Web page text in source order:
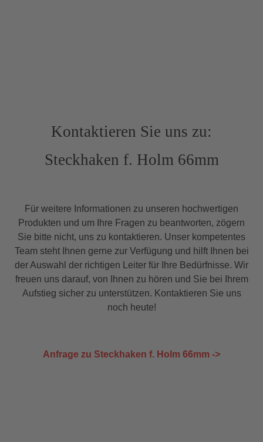
Kontaktieren Sie uns zu:
Steckhaken f. Holm 66mm
Für weitere Informationen zu unseren hochwertigen
Produkten und um Ihre Fragen zu beantworten, zögern
Sie bitte nicht, uns zu kontaktieren. Unser kompetentes
Team steht Ihnen gerne zur Verfügung und hilft Ihnen bei
der Auswahl der richtigen Leiter für Ihre Bedürfnisse. Wir
freuen uns darauf, von Ihnen zu hören und Sie bei Ihrem
Aufstieg sicher zu unterstützen. Kontaktieren Sie uns
noch heute!
Anfrage zu Steckhaken f. Holm 66mm ->